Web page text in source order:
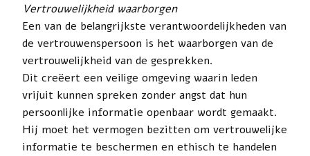
Vertrouwelijkheid waarborgen
Een van de belangrijkste verantwoordelijkheden van
de vertrouwenspersoon is het waarborgen van de
vertrouwelijkheid van de gesprekken.
Dit creëert een veilige omgeving waarin leden
vrijuit kunnen spreken zonder angst dat hun
persoonlijke informatie openbaar wordt gemaakt.
Hij moet het vermogen bezitten om vertrouwelijke
informatie te beschermen en ethisch te handelen